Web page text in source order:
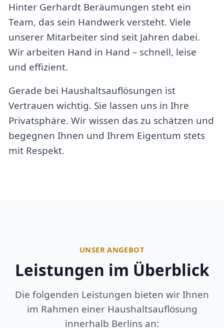
Hinter Gerhardt Beräumungen steht ein
Team, das sein Handwerk versteht. Viele
unserer Mitarbeiter sind seit Jahren dabei.
Wir arbeiten Hand in Hand – schnell, leise
und effizient.
Gerade bei Haushaltsauflösungen ist
Vertrauen wichtig. Sie lassen uns in Ihre
Privatsphäre. Wir wissen das zu schätzen und
begegnen Ihnen und Ihrem Eigentum stets
mit Respekt.
UNSER ANGEBOT
Leistungen im Überblick
Die folgenden Leistungen bieten wir Ihnen
im Rahmen einer Haushaltsauflösung
innerhalb Berlins an: